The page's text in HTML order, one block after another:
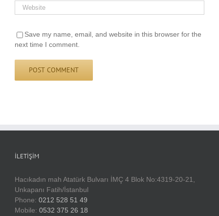
Save my name, email, and website in this browser for the
next time I comment.
İLETIŞIM
Hacıkadın mah Atatürk Bulvarı İMÇ 4 Blok No:4319-20-21,
Unkapanı Fatih/İstanbul
Phone: 0212 528 51 49
Mobile: 0532 375 26 18